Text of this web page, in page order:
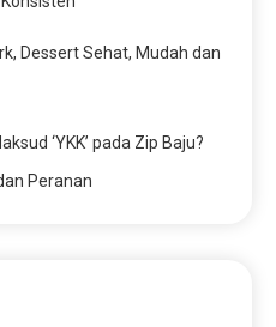
Dessert Sehat, Mudah dan
‘YKK’ pada Zip Baju?
Peranan